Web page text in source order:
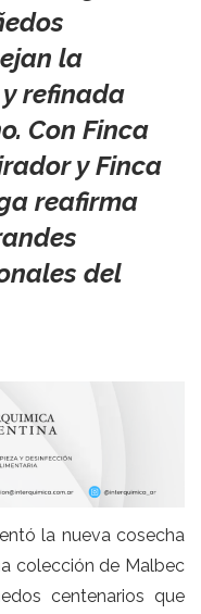
la
refinada
Con Finca
y Finca
reafirma
del
la nueva cosecha
colección de Malbec
centenarios que